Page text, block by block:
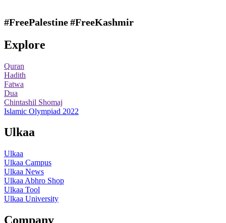
#FreePalestine#FreeKashmir
Explore
Quran
Hadith
Fatwa
Dua
Chintashil Shomaj
Islamic Olympiad 2022
Ulkaa
Ulkaa
Ulkaa Campus
Ulkaa News
Ulkaa Abhro Shop
Ulkaa Tool
Ulkaa University
Company